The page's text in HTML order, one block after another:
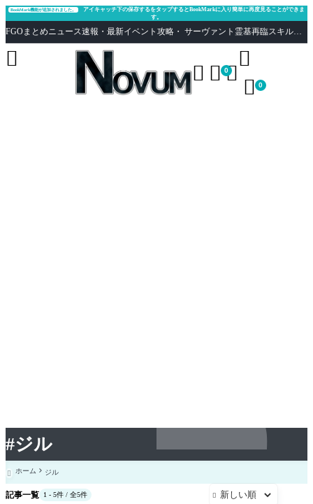
#ジル
BookMark機能が追加されました。
アイキャッチ下の保存するをタップするとBookMarkに入り簡単に再度見ることができま
す。
FGOまとめニュース速報・最新イベント攻略・ サーヴァント霊基再臨スキル性能評価まとめ Fate/Grand Order
  0

 0

 ホーム ジル
記事一覧 1 - 5件 / 全5件 